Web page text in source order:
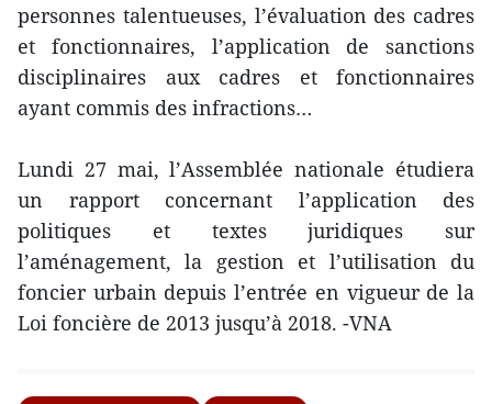
personnes talentueuses, l’évaluation des cadres
et fonctionnaires, l’application de sanctions
disciplinaires aux cadres et fonctionnaires
ayant commis des infractions…
Lundi 27 mai, l’Assemblée nationale étudiera
un rapport concernant l’application des
politiques et textes juridiques sur
l’aménagement, la gestion et l’utilisation du
foncier urbain depuis l’entrée en vigueur de la
Loi foncière de 2013 jusqu’à 2018. -VNA